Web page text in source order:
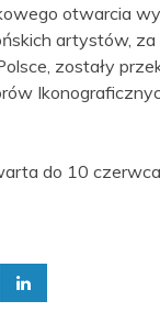
otwarcia
artystów,
zostały
do 10